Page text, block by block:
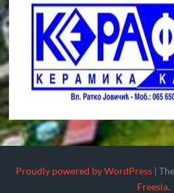
Proudly powered by WordPress |
Freesia.